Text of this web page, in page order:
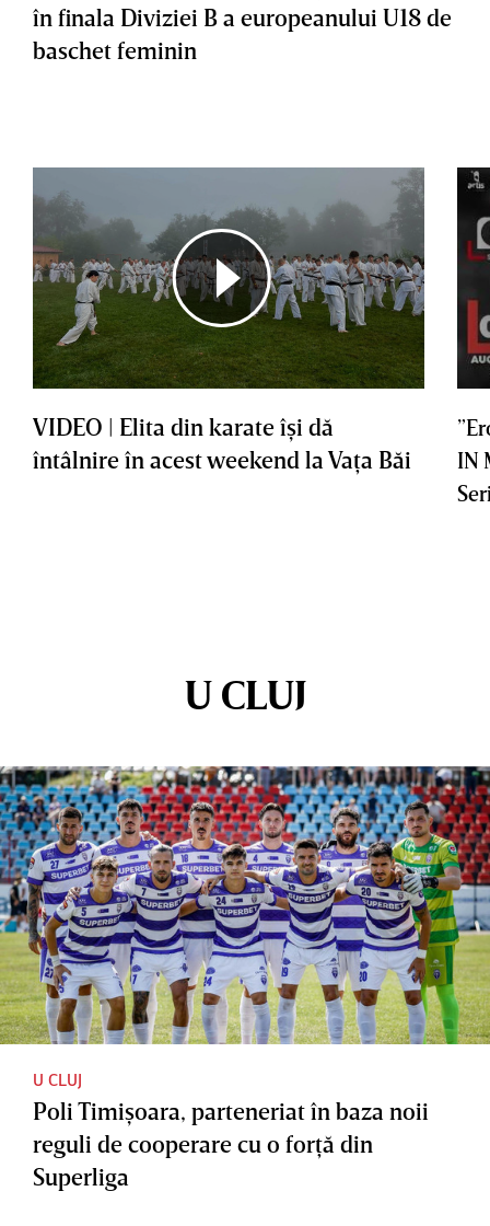
în finala Diviziei B a europeanului U18 de
baschet feminin
VIDEO | Elita din karate îşi dă
întâlnire în acest weekend la Vaţa Băi
IN
U CLUJ
U CLUJ
Poli Timişoara, parteneriat în baza noii
reguli de cooperare cu o forţă din
Superliga